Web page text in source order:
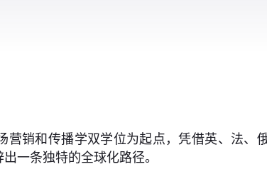
销和传播学双学位为起点，凭借英、法、
一条独特的全球化路径。